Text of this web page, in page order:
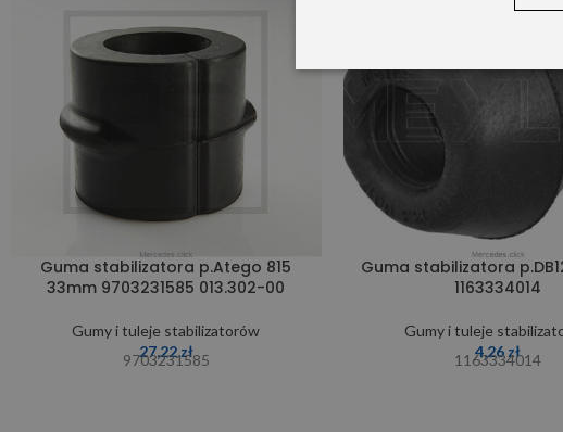
Guma stabilizatora p.Atego 815
33mm 9703231585 013.302-00
Gumy i tuleje stabilizatorów
27,22zł
9703231585
Guma stabilizatora
1163334014
Gumy i tuleje
4,26 zł
1163334014